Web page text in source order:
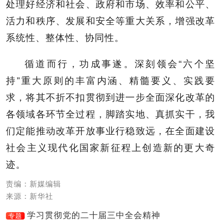
处理好经济和社会、政府和市场、效率和公平、
活力和秩序、发展和安全等重大关系，增强改革
系统性、整体性、协同性。
循道而行，功成事遂。深刻领会“六个坚
持”重大原则的丰富内涵、精髓要义、实践要
求，将其不折不扣贯彻到进一步全面深化改革的
各领域各环节全过程，脚踏实地、真抓实干，我
们定能推动改革开放事业行稳致远，在全面建设
社会主义现代化国家新征程上创造新的更大奇
迹。
责编：新媒编辑
来源：新华社
专题 学习贯彻党的二十届三中全会精神